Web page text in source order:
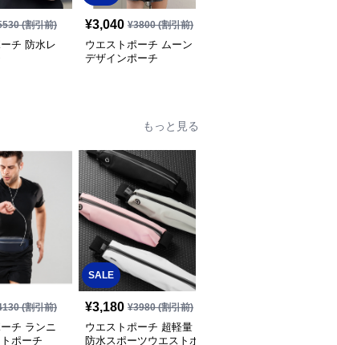
(割引前)
チ 防水レ
¥3,040 ¥3800(割引前)
ウエストポーチ ムーン
デザインポーチ
もっと見る
(割引前)
チ ランニ
ポーチ
SALE
¥3,180 ¥3980(割引前)
ウエストポーチ 超軽量
防水スポーツウエストポ